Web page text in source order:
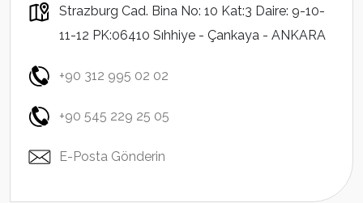
Strazburg Cad. Bina No: 10 Kat:3 Daire: 9-10-
11-12 PK:06410 Sıhhiye - Çankaya - ANKARA
+90 312 995 02 02
+90 545 229 25 05
E-Posta Gönderin